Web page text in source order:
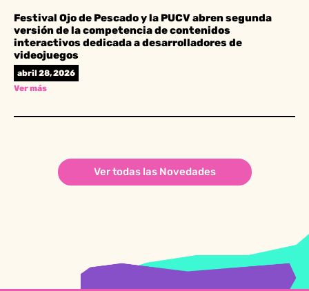
Festival Ojo de Pescado y la PUCV abren segunda
versión de la competencia de contenidos
interactivos dedicada a desarrolladores de
videojuegos
abril 28, 2026
Ver más
Ver todas las Novedades